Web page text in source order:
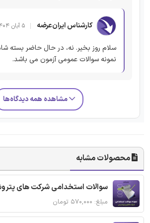
کارشناس ایران‌عرضه ۵ آبان ۱۴۰۴
سلام روز بخیر. نه، در حال حاضر بسته
نمونه سوالات عمومی آزمون می باشد.
مشاهده همه دیدگاه‌ها
محصولات مشابه
سوالات استخدامی شرکت های
مبلغ: ۵۷۰,۰۰۰ تومان